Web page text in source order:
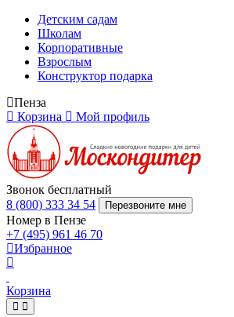
Детским садам
Школам
Корпоративные
Взрослым
Конструктор подарка
Пенза
Корзина
Мой профиль
Звонок бесплатный
8 (800) 333 34 54
Перезвоните мне
Номер в Пензе
+7 (495) 961 46 70
Избранное
Корзина